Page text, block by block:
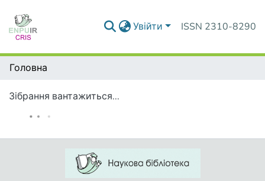
Увійти ISSN 2310-8290
Головна
Зібрання вантажиться...